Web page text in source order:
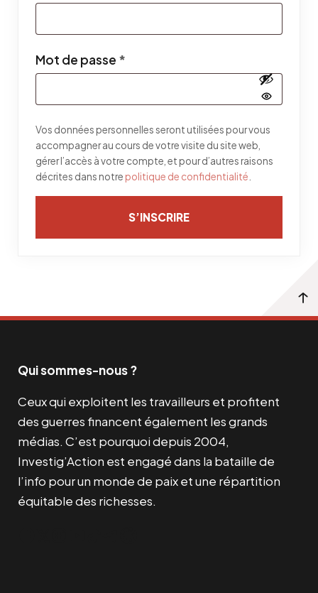
Mot de passe *
Vos données personnelles seront utilisées pour vous
accompagner au cours de votre visite du site web,
gérer l’accès à votre compte, et pour d’autres raisons
décrites dans notre politique de confidentialité
S’INSCRIRE
Qui sommes-nous ?
Ceux qui exploitent les travailleurs et profitent
des guerres financent également les grands
médias. C’est pourquoi depuis 2004,
Investig’Action est engagé dans la bataille de
l’info pour un monde de paix et une répartition
équitable des richesses.